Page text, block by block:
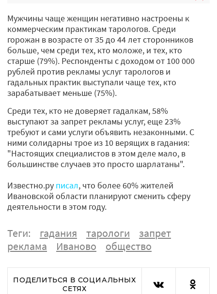
Мужчины чаще женщин негативно настроены к
коммерческим практикам тарологов. Среди
горожан в возрасте от 35 до 44 лет сторонников
больше, чем среди тех, кто моложе, и тех, кто
старше (79%). Респонденты с доходом от 100 000
рублей против рекламы услуг тарологов и
гадальных практик выступали чаще тех, кто
зарабатывает меньше (75%).
Среди тех, кто не доверяет гадалкам, 58%
выступают за запрет рекламы услуг, еще 23%
требуют и сами услуги объявить незаконными. С
ними солидарны трое из 10 верящих в гадания:
"Настоящих специалистов в этом деле мало, в
большинстве случаев это просто шарлатаны".
Известно.ру писал, что более 60% жителей
Ивановской области планируют сменить сферу
деятельности в этом году.
Теги: гадания тарологи
запрет
реклама
Иваново общество
ПОДЕЛИТЬСЯ В СОЦИАЛЬНЫХ
СЕТЯХ